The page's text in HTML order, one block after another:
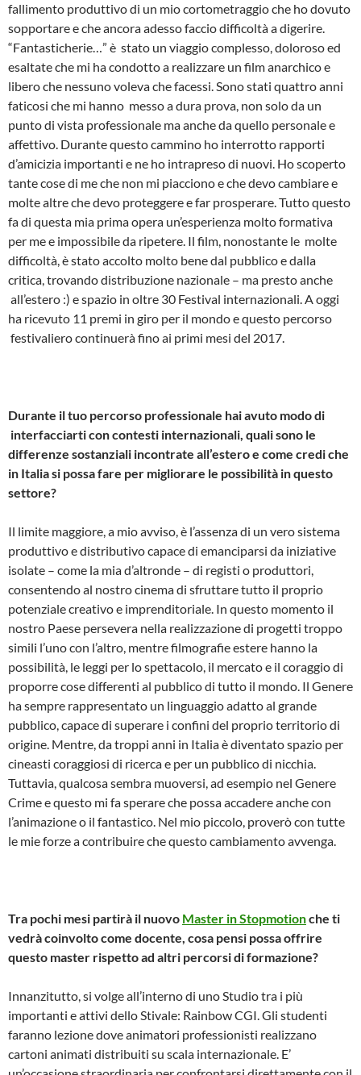
fallimento produttivo di un mio cortometraggio che ho dovuto
sopportare e che ancora adesso faccio difficoltà a digerire.
“Fantasticherie…” è stato un viaggio complesso, doloroso ed
esaltate che mi ha condotto a realizzare un film anarchico e
libero che nessuno voleva che facessi. Sono stati quattro anni
faticosi che mi hanno messo a dura prova, non solo da un
punto di vista professionale ma anche da quello personale e
affettivo. Durante questo cammino ho interrotto rapporti
d’amicizia importanti e ne ho intrapreso di nuovi. Ho scoperto
tante cose di me che non mi piacciono e che devo cambiare e
molte altre che devo proteggere e far prosperare. Tutto questo
fa di questa mia prima opera un’esperienza molto formativa
per me e impossibile da ripetere. Il film, nonostante le molte
difficoltà, è stato accolto molto bene dal pubblico e dalla
critica, trovando distribuzione nazionale – ma presto anche
all’estero :)­ e spazio in oltre 30 Festival internazionali. A oggi
ha ricevuto 11 premi in giro per il mondo e questo percorso
festivaliero continuerà fino ai primi mesi del 2017.
Durante il tuo percorso professionale hai avuto modo di
interfacciarti con contesti internazionali, quali sono le
differenze sostanziali incontrate all’estero e come credi che
in Italia si possa fare per migliorare le possibilità in questo
settore?
Il limite maggiore, a mio avviso, è l’assenza di un vero sistema
produttivo e distributivo capace di emanciparsi da iniziative
isolate – come la mia d’altronde – di registi o produttori,
consentendo al nostro cinema di sfruttare tutto il proprio
potenziale creativo e imprenditoriale. In questo momento il
nostro Paese persevera nella realizzazione di progetti troppo
simili l’uno con l’altro, mentre filmografie estere hanno la
possibilità, le leggi per lo spettacolo, il mercato e il coraggio di
proporre cose differenti al pubblico di tutto il mondo. Il Genere
ha sempre rappresentato un linguaggio adatto al grande
pubblico, capace di superare i confini del proprio territorio di
origine. Mentre, da troppi anni in Italia è diventato spazio per
cineasti coraggiosi di ricerca e per un pubblico di nicchia.
Tuttavia, qualcosa sembra muoversi, ad esempio nel Genere
Crime e questo mi fa sperare che possa accadere anche con
l’animazione o il fantastico. Nel mio piccolo, proverò con tutte
le mie forze a contribuire che questo cambiamento avvenga.
Tra pochi mesi partirà il nuovo Master in Stop­motionche ti
vedrà coinvolto come docente, cosa pensi possa offrire
questo master rispetto ad altri percorsi di formazione?
Innanzitutto, si volge all’interno di uno Studio tra i più
importanti e attivi dello Stivale: Rainbow CGI. Gli studenti
faranno lezione dove animatori professionisti realizzano
cartoni animati distribuiti su scala internazionale. E’